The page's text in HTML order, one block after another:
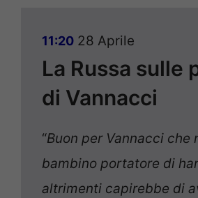
11:20 28 Aprile
La Russa sulle
di Vannacci
“Buon per Vannacci che
bambino portatore di
altrimenti capirebbe di